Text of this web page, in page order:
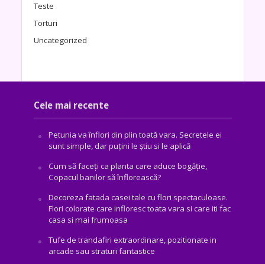
Teste
Torturi
Uncategorized
Cele mai recente
Petunia va înflori din plin toată vara. Secretele ei
sunt simple, dar puțini le știu si le aplică
Cum să faceți ca planta care aduce bogăţie,
Copacul banilor să înflorească?
Decoreza fatada casei tale cu flori spectaculoase.
Flori colorate care infloresc toata vara si care iti fac
casa si mai frumoasa
Tufe de trandafiri extraordinare, pozitionate in
arcade sau straturi fantastice